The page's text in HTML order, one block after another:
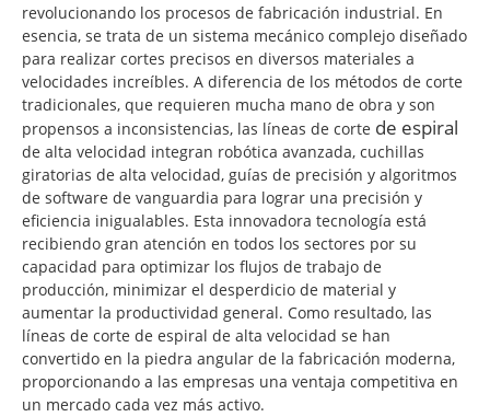
revolucionando los procesos de fabricación industrial. En
esencia, se trata de un sistema mecánico complejo diseñado
para realizar cortes precisos en diversos materiales a
velocidades increíbles. A diferencia de los métodos de corte
tradicionales, que requieren mucha mano de obra y son
propensos a inconsistencias, las líneas de corte de espiral
de alta velocidad integran robótica avanzada, cuchillas
giratorias de alta velocidad, guías de precisión y algoritmos
de software de vanguardia para lograr una precisión y
eficiencia inigualables. Esta innovadora tecnología está
recibiendo gran atención en todos los sectores por su
capacidad para optimizar los flujos de trabajo de
producción, minimizar el desperdicio de material y
aumentar la productividad general. Como resultado, las
líneas de corte de espiral de alta velocidad se han
convertido en la piedra angular de la fabricación moderna,
proporcionando a las empresas una ventaja competitiva en
un mercado cada vez más activo.